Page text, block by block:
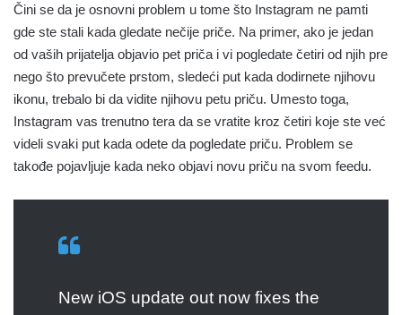
Čini se da je osnovni problem u tome što Instagram ne pamti
gde ste stali kada gledate nečije priče. Na primer, ako je jedan
od vaših prijatelja objavio pet priča i vi pogledate četiri od njih pre
nego što prevučete prstom, sledeći put kada dodirnete njihovu
ikonu, trebalo bi da vidite njihovu petu priču. Umesto toga,
Instagram vas trenutno tera da se vratite kroz četiri koje ste već
videli svaki put kada odete da pogledate priču. Problem se
takođe pojavljuje kada neko objavi novu priču na svom feedu.
New iOS update out now fixes the